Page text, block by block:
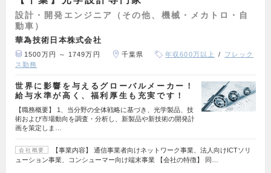
設計・開発エンジニア（その他、機械・メカトロ・自
動車）
華為技術日本株式会社
1500万円 ～ 1749万円 千葉県 年収600万以上
フレック
ス勤務
世界に影響を与えるグローバルメーカー！
給与水準が高く、福利厚生も充実です！
【職務概要】 1、当分野の全体戦略に基づき、光学製品、技
術および市場動向を調査・分析し、新製品や新技術の開発計
画を策定しま…
会社概要
【事業内容】 通信事業者向けネットワーク事業、法人向けICTソリ
ューション事業、コンシューマー向け端末事業 【会社の特徴】 同…